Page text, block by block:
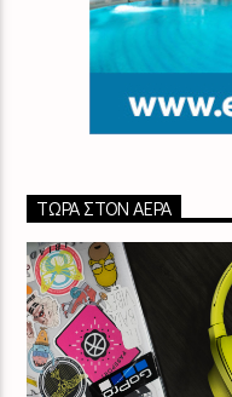
ΤΏΡΑ ΣΤΟΝ ΑΈΡΑ